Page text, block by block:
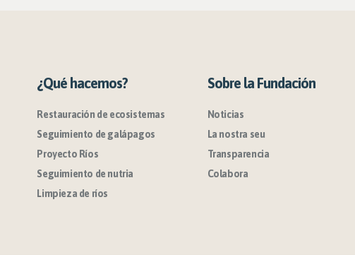
¿Qué hacemos?
Restauración de ecosistemas
Seguimiento de galápagos
Proyecto Ríos
Seguimiento de nutria
Limpieza de ríos
Sobre la Fundación
Noticias
La nostra seu
Transparencia
Colabora